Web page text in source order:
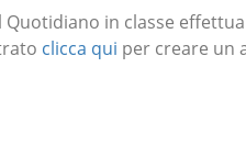
Quotidiano in classe
clicca qui per creare un